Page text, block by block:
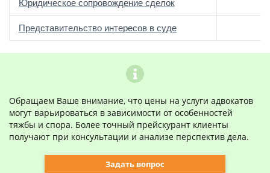
Юридическое сопровождение сделок
Представительство интересов в суде
Обращаем Ваше внимание, что цены на услуги адвокатов
могут варьироваться в зависимости от особенностей
тяжбы и спора. Более точный прейскурант клиенты
получают при консультации и анализе перспектив дела.
Задать вопрос